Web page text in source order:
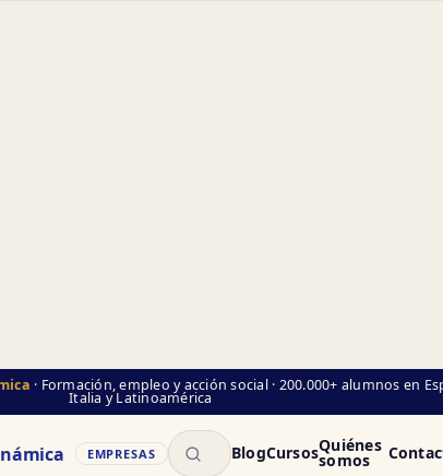
· Formación, empleo y acción social · 200.000+ alumnos en
Italia y Latinoamérica
EMPRESAS
Buscar
BlogCursosQuiénes
somos